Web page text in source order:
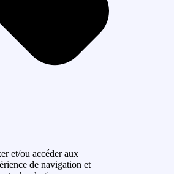
et/ou accéder aux
de navigation et